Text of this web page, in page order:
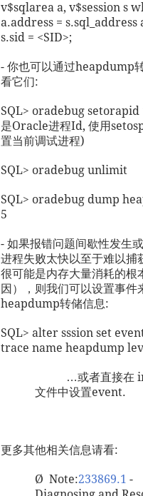
v$sqlarea a, v$session s
a.address = s.sql_address
s.sid = <SID>;
- 你也可以通过heapdump
看它们:
SQL> oradebug setorapid
是Oracle进程Id, 使用
置当前调试进程)
SQL> oradebug unlimit
SQL> oradebug dump
5
- 如果报错问题间歇性发生
进程失败太快以至于难以捕
很可能是内存大量消耗的根
因），则我们可以设置事件
heapdump转储信息:
SQL> alter sssion set
trace name heapdump
…或者直接在
文件中设置event.
更多其他相关信息请看:
Ø Note:233869.1 -